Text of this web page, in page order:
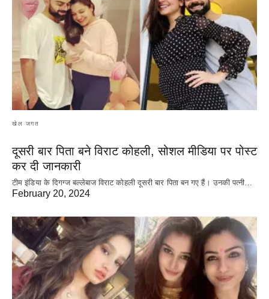
खेल जगत
दूसरी बार‌ पिता बने विराट कोहली, सोशल मीडिया पर पोस्ट
कर दी‌ जानकारी
टीम इंडिया के दिगग्ज बल्लेबाज विराट कोहली दूसरी बार पिता बन गए हैं। उनकी पत्नी…
February 20, 2024